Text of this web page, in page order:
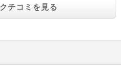
チコミを見る